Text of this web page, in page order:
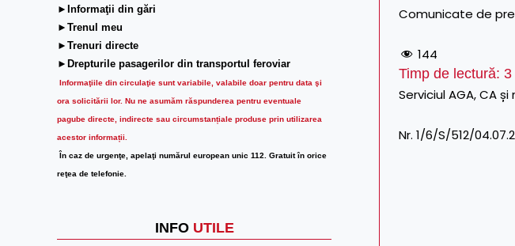
►Informaţii din gări
►Trenul meu
►Trenuri directe
►Drepturile pasagerilor din transportul feroviar
Informaţiile din circulaţie sunt variabile, valabile doar pentru data şi
ora solicitării lor. Nu ne asumăm răspunderea pentru eventuale
pagube directe, indirecte sau circumstanțiale produse prin utilizarea
acestor informații.
În caz de urgenţe, apelaţi numărul european unic 112. Gratuit în orice
reţea de telefonie.
INFO UTILE
Comunicate de
144
Timp de lectură: 3
Serviciul AGA,
Nr. 1/6/S/